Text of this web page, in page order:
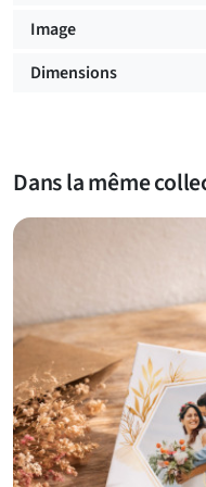
coton ou la toile, ils
plastique à usage
pour un tote bag
Ce sac en tissu
styles, s’adaptant à
Un tote bag personnalisé
Exprimez votre
personnalisé photo.
une fête ou une
l’utiliser comme sac
vos courses, vos
Image
Dimensions
Dans la même